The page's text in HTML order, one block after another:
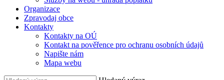
Organizace
Zpravodaj obce
Kontakty
Kontakty na OÚ
Kontakt na pověřence pro ochranu osobních údajů
Napište nám
Mapa webu